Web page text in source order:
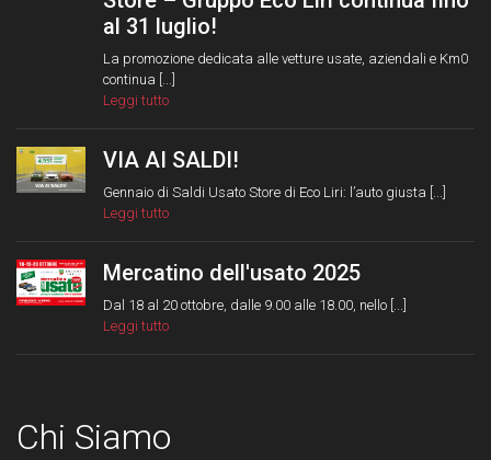
al 31 luglio!
La promozione dedicata alle vetture usate, aziendali e Km0
continua [...]
Leggi tutto
VIA AI SALDI!
Gennaio di Saldi Usato Store di Eco Liri: l’auto giusta [...]
Leggi tutto
Mercatino dell'usato 2025
Dal 18 al 20 ottobre, dalle 9.00 alle 18.00, nello [...]
Leggi tutto
Chi Siamo